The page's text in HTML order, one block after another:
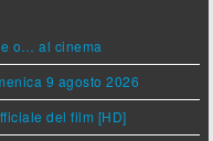
o… al cinema
9 agosto 2026
del film [HD]